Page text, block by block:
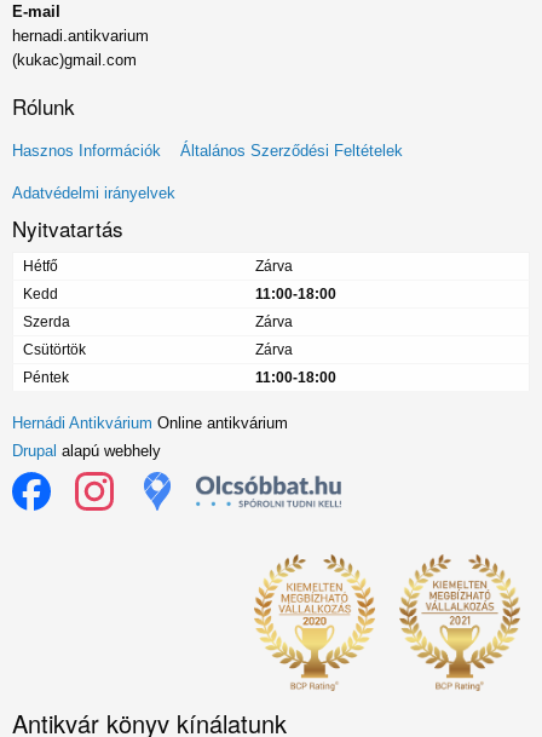
E-mail
hernadi.antikvarium
(kukac)gmail.com
Rólunk
Lábléc
menü
Hasznos Információk Általános Szerződési Feltételek
Adatvédelmi irányelvek
Nyitvatartás
Hétfő
Zárva
Kedd
11:00-18:00
Szerda
Zárva
Csütörtök
Zárva
Péntek
11:00-18:00
Hernádi Antikvárium Online antikvárium
Drupal alapú webhely
Antikvár könyv kínálatunk